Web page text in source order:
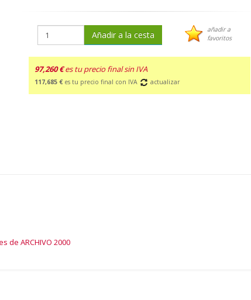
Añadir a la cesta
añadir a
favoritos
97,260 €es tu precio final sin IVA
117,685 € es tu precio final con IVA actualizar
de ARCHIVO 2000